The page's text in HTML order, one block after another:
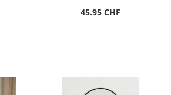
45.95 CHF